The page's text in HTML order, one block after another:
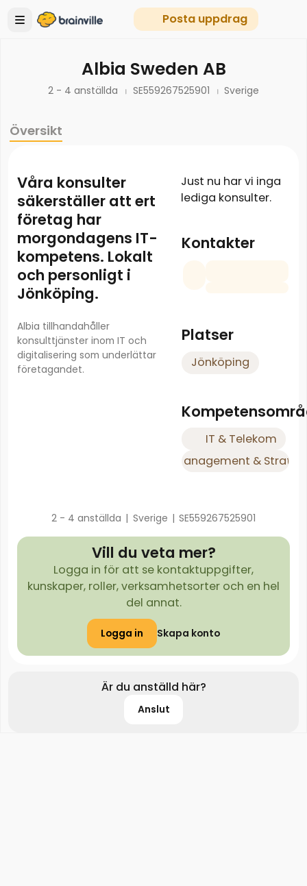
Posta uppdrag
Albia Sweden AB
2 - 4 anställda SE559267525901 Sverige
Översikt
Våra konsulter
säkerställer att ert
företag har
morgondagens IT-
kompetens. Lokalt
och personligt i
Jönköping.
Albia tillhandahåller
konsulttjänster inom IT och
digitalisering som underlättar
företagandet.
Just nu har vi inga
lediga konsulter.
Kontakter
Platser
Jönköping
IT & Telekom
Management &
2 - 4 anställda | Sverige | SE559267525901
Vill du veta mer?
Logga in för att se kontaktuppgifter,
kunskaper, roller, verksamhetsorter och en hel
del annat.
Logga in Skapa konto
Är du anställd här?
Anslut